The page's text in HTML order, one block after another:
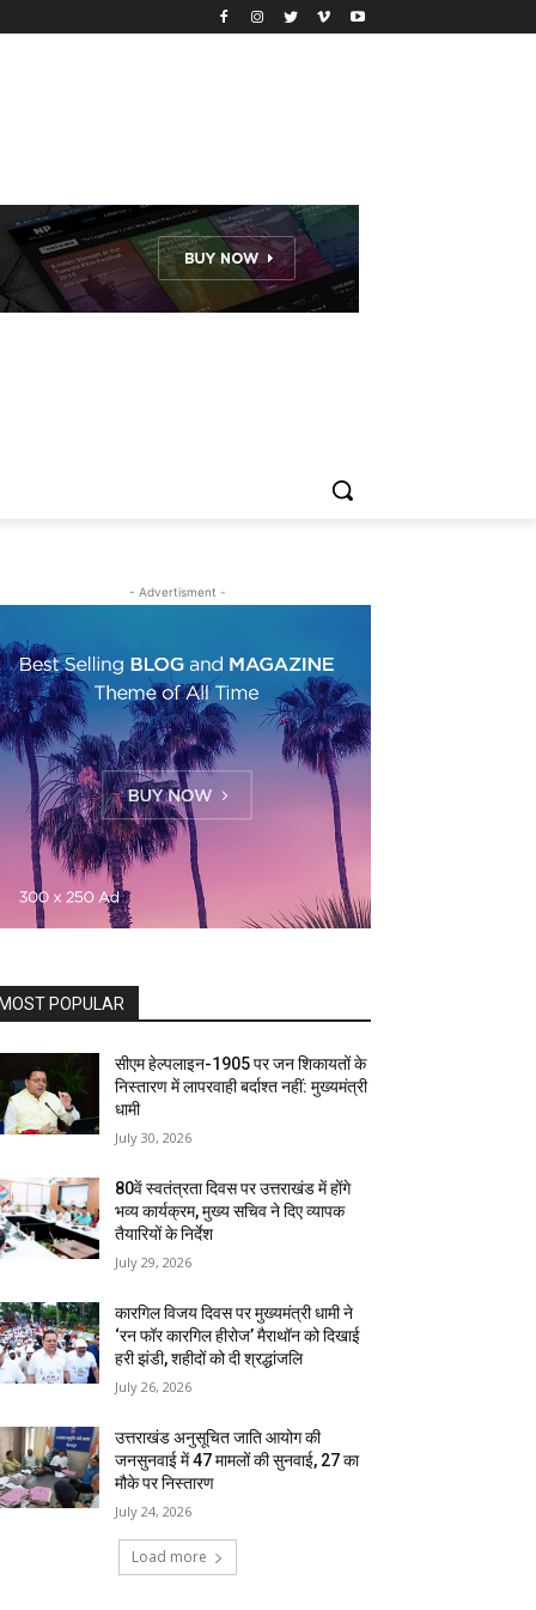
- Advertisment -
MOST POPULAR
सीएम हेल्पलाइन-1905 पर जन शिकायतों के
निस्तारण में लापरवाही बर्दाश्त नहीं: मुख्यमंत्री
धामी
July 30, 2026
80वें स्वतंत्रता दिवस पर उत्तराखंड में होंगे
भव्य कार्यक्रम, मुख्य सचिव ने दिए व्यापक
तैयारियों के निर्देश
July 29, 2026
कारगिल विजय दिवस पर मुख्यमंत्री धामी ने
‘रन फॉर कारगिल हीरोज’ मैराथॉन को दिखाई
हरी झंडी, शहीदों को दी श्रद्धांजलि
July 26, 2026
उत्तराखंड अनुसूचित जाति आयोग की
जनसुनवाई में 47 मामलों की सुनवाई, 27 का
मौके पर निस्तारण
July 24, 2026
Load more